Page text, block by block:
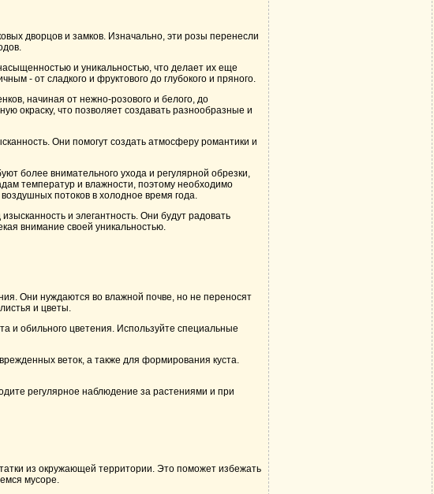
дворцов и замков. Изначально, эти розы перенесли
и уникальностью, что делает их еще
- от сладкого и фруктового до глубокого и пряного.
начиная от нежно-розового и белого, до
окраску, что позволяет создавать разнообразные и
Они помогут создать атмосферу романтики и
более внимательного ухода и регулярной обрезки,
температур и влажности, поэтому необходимо
потоков в холодное время года.
и элегантность. Они будут радовать
внимание своей уникальностью.
Они нуждаются во влажной почве, но не переносят
и цветы.
и обильного цветения. Используйте специальные
веток, а также для формирования куста.
регулярное наблюдение за растениями и при
из окружающей территории. Это поможет избежать
мусоре.